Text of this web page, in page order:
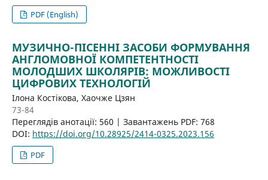
PDF (English)
МУЗИЧНО-ПІСЕННІ ЗАСОБИ ФОРМУВАННЯ
АНГЛОМОВНОЇ КОМПЕТЕНТНОСТІ
МОЛОДШИХ ШКОЛЯРІВ: МОЖЛИВОСТІ
ЦИФРОВИХ ТЕХНОЛОГІЙ
Ілона Костікова, Хаочже Цзян
73-84
Переглядів анотації: 560 | Завантажень PDF: 768
DOI: https://doi.org/10.28925/2414-0325.2023.156
PDF